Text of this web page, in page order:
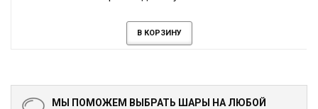
В КОРЗИНУ
МЫ ПОМОЖЕМ ВЫБРАТЬ ШАРЫ НА ЛЮБОЙ